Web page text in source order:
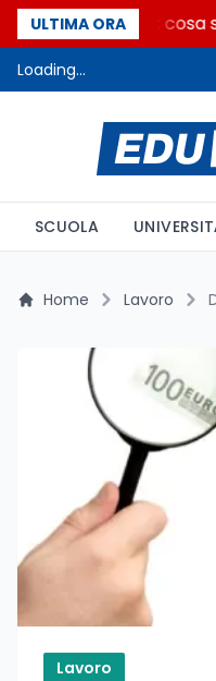
ULTIMA ORA
Fondo perduto: cosa
Loading...
SCUOLA
Home Lavoro
Lavoro